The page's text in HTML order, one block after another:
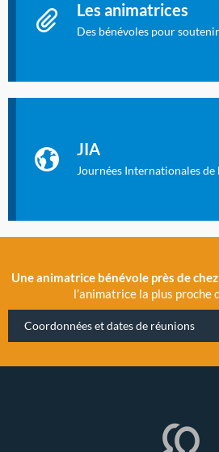
Les animatrices
Des bénévoles pour
JIA
Journées Internationales
2019 la 11e Journée Internationale de
évènement exceptionnel organisé par
Une animatrice bénévole près de
l’animatrice la plus proche
Coordonnées et dates de réunions